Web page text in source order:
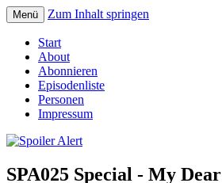
Spoiler Alert
Erfahrungshintergrund
Menü Zum Inhalt springen
Start
About
Abonnieren
Episodenliste
Personen
Impressum
SPA025 Special - My Dear